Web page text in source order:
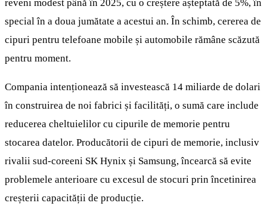
reveni modest până în 2025, cu o creștere așteptată de 5%, în
special în a doua jumătate a acestui an. În schimb, cererea de
cipuri pentru telefoane mobile și automobile rămâne scăzută
pentru moment.
Compania intenționează să investească 14 miliarde de dolari
în construirea de noi fabrici și facilități, o sumă care include
reducerea cheltuielilor cu cipurile de memorie pentru
stocarea datelor. Producătorii de cipuri de memorie, inclusiv
rivalii sud-coreeni SK Hynix și Samsung, încearcă să evite
problemele anterioare cu excesul de stocuri prin încetinirea
creșterii capacității de producție.